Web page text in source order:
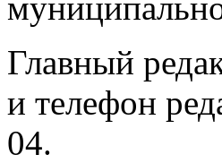
Главный
и телефон
04.